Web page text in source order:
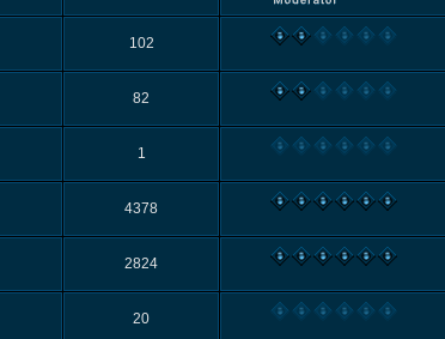
102
82
1
4378
2824
20